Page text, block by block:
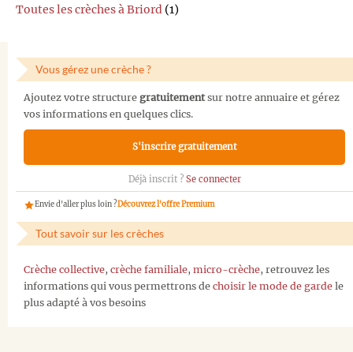
Toutes les crèches à Briord (1)
Vous gérez une crèche ?
Ajoutez votre structure gratuitementsur notre annuaire et gérez
vos informations en quelques clics.
S'inscrire gratuitement
Déjà inscrit ? Se connecter
Envie d'aller plus loin ?Découvrez l'offre Premium
Tout savoir sur les crèches
Crèche collective, crèche familiale, micro-crèche, retrouvez les
informations qui vous permettrons de choisir le mode de garde le
plus adapté à vos besoins